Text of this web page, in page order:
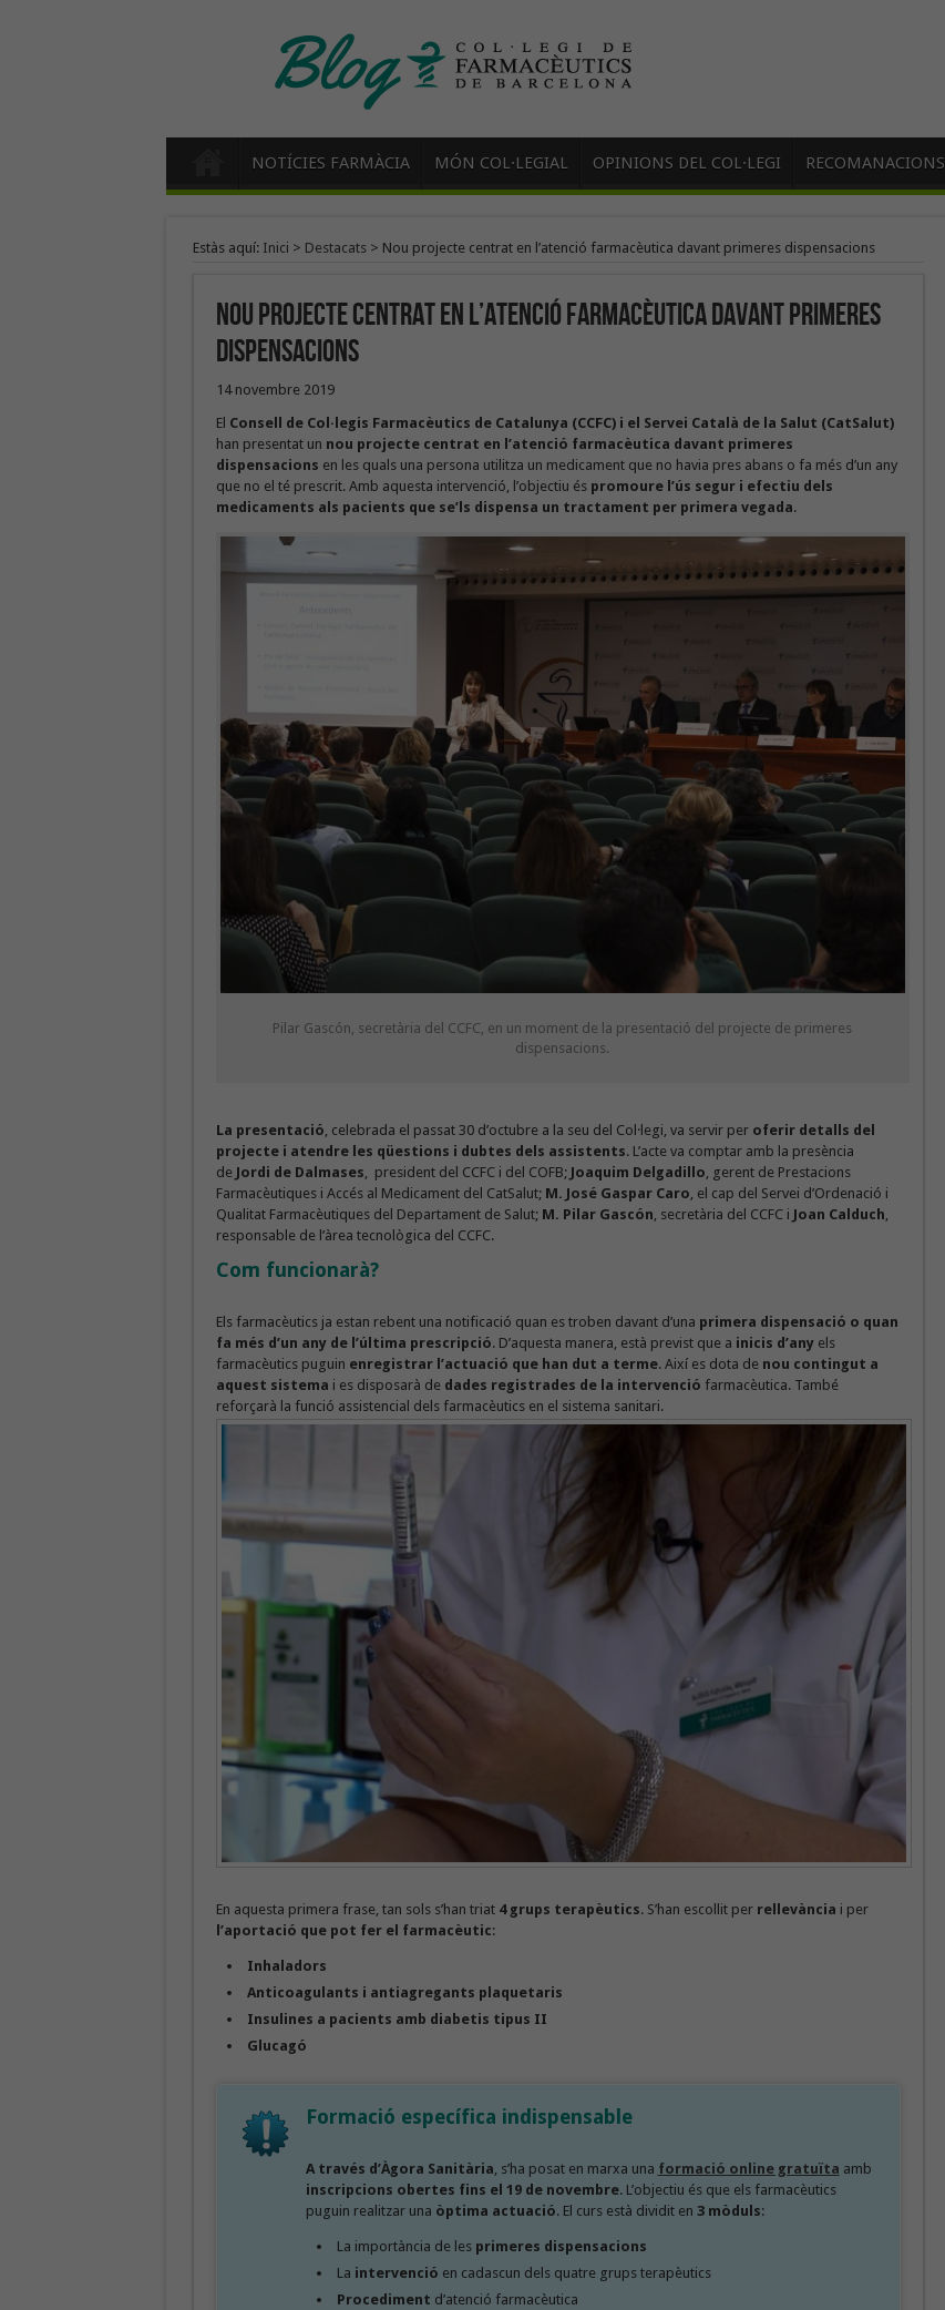
NOTÍCIES FARMÀCIA MÓN COL·LEGIAL OPINIONS DEL COL·LEGI RECOMANACIONS
Estàs aquí: Inici > Destacats> Nou projecte centrat en l’atenció farmacèutica davant primeres dispensacions
Nou projecte centrat en l’atenció farmacèutica davant primeres
dispensacions
14 novembre 2019
El Consell de Col·legis Farmacèutics de Catalunya (CCFC) i el Servei Català de la Salut (CatSalut)
han presentat un nou projecte centrat en l’atenció farmacèutica davant primeres
dispensacions en les quals una persona utilitza un medicament que no havia pres abans o fa més d’un any
que no el té prescrit. Amb aquesta intervenció, l’objectiu és promoure l’ús segur i efectiu dels
medicaments als pacients que se’ls dispensa un tractament per primera vegada.
Pilar Gascón, secretària del CCFC, en un moment de la presentació del projecte de primeres
dispensacions.
La presentació , celebrada el passat 30 d’octubre a la seu del Col·legi, va servir per oferir detalls del
projecte i atendre les qüestions i dubtes dels assistents. L’acte va comptar amb la presència
de Jordi de Dalmases , president del CCFC i del COFB; Joaquim Delgadillo , gerent de Prestacions
Farmacèutiques i Accés al Medicament del CatSalut; M. José Gaspar Caro , el cap del Servei d’Ordenació i
Qualitat Farmacèutiques del Departament de Salut; M. Pilar Gascón , secretària del CCFC i Joan Calduch
responsable de l’àrea tecnològica del CCFC.
Com funcionarà?
Els farmacèutics ja estan rebent una notificació quan es troben davant d’una primera dispensació o quan
fa més d’un any de l’última prescripció. D’aquesta manera, està previst que a inicis d’anyels
farmacèutics puguin enregistrar l’actuació que han dut a terme. Així es dota de nou contingut a
aquest sistema i es disposarà de dades registrades de la intervenció farmacèutica. També
reforçarà la funció assistencial dels farmacèutics en el sistema sanitari.
En aquesta primera frase, tan sols s’han triat 4 grups terapèutics. S’han escollit per rellevància i per
l’aportació que pot fer el farmacèutic:
Inhaladors
Anticoagulants i antiagregants plaquetaris
Insulines a pacients amb diabetis tipus II
Glucagó
Formació específica indispensable
A través d’Àgora Sanitària, s’ha posat en marxa una formació online gratuïta amb
inscripcions obertes fins el 19 de novembre. L’objectiu és que els farmacèutics
puguin realitzar una òptima actuació. El curs està dividit en 3 mòduls:
La importància de les primeres dispensacions
La intervenció en cadascun dels quatre grups terapèutics
Procediment d’atenció farmacèutica